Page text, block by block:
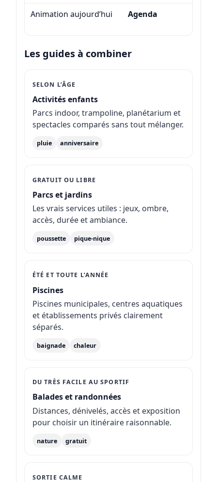
Animation aujourd’hui Agenda
Les guides à combiner
SELON L’ÂGE
Activités enfants
Parcs indoor, trampoline, planétarium et
spectacles comparés sans tout mélanger.
pluie anniversaire
GRATUIT OU LIBRE
Parcs et jardins
Les vrais services utiles : jeux, ombre,
accès, durée et ambiance.
poussette pique-nique
ÉTÉ ET TOUTE L’ANNÉE
Piscines
Piscines municipales, centres aquatiques
et établissements privés clairement
séparés.
baignade chaleur
DU TRÈS FACILE AU SPORTIF
Balades et randonnées
Distances, dénivelés, accès et exposition
pour choisir un itinéraire raisonnable.
nature gratuit
SORTIE CALME